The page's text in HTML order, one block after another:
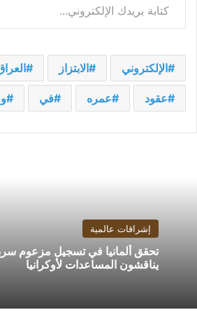
الإلكتروني الابتزاز
عقود عمره في
إشراقات عالمية
تحقق ألمانيا في تسجيل مزعوم
يناقشون المساعدات لأوكرانيا